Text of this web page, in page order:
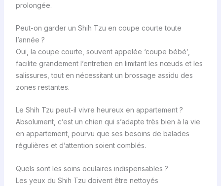
prolongée.
Peut-on garder un Shih Tzu en coupe courte toute
l’année ?
Oui, la coupe courte, souvent appelée ‘coupe bébé’,
facilite grandement l’entretien en limitant les nœuds et les
salissures, tout en nécessitant un brossage assidu des
zones restantes.
Le Shih Tzu peut-il vivre heureux en appartement ?
Absolument, c’est un chien qui s’adapte très bien à la vie
en appartement, pourvu que ses besoins de balades
régulières et d’attention soient comblés.
Quels sont les soins oculaires indispensables ?
Les yeux du Shih Tzu doivent être nettoyés